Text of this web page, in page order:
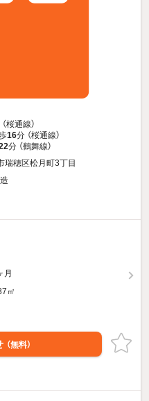
桜通線）
16分 （桜通線）
分 （鶴舞線）
瑞穂区松月町3丁目
月
㎡
（無料）